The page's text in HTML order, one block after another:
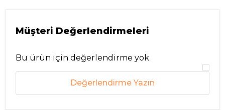
Müşteri Değerlendirmeleri
Bu ürün için değerlendirme yok
Değerlendirme Yazın